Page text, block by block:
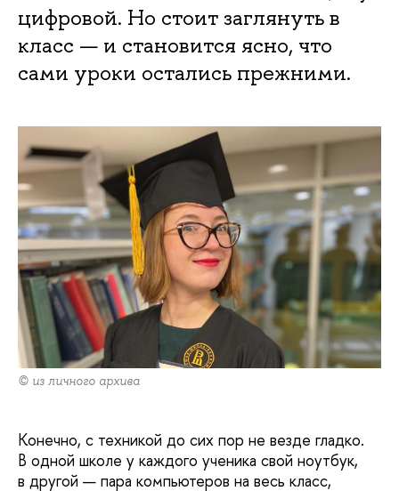
цифровой. Но стоит заглянуть в
класс — и становится ясно, что
сами уроки остались прежними.
© из личного архива
Конечно, с техникой до сих пор не везде гладко.
В одной школе у каждого ученика свой ноутбук,
в другой — пара компьютеров на весь класс,